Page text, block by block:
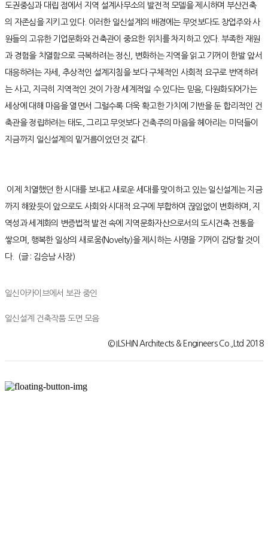
도권중심과 대립 점에서 지역 설계사무소의 발전적 모델을 제시하며 부산건축
의 자존심을 지키고 있다. 이러한 일신설계의 배경에는 무엇보다도 창업주와 사
원들의 고유한 기업문화와 건축관이 중요한 위치를 차지하고 있다. 부족한 재원
과 경험을 치열함으로 극복하려는 정신, 변화하는 지역을 읽고 기꺼이 한발 앞서
대응하려는 자세, 추상적인 설계지침을 보다 구체적인 사회적 요구로 번역하려
는 사고, 지극히 지역적인 것이 가장 세계적일 수 있다는 믿음, 다원화되어가는
세상에 대해 마음을 열면서 그럴수록 더욱 확고한 가치에 기반을 둔 합리적인 건
축관을 정립하려는 태도, 그리고 무엇보다 건축주의 마음을 헤아리는 미덕들이
지금까지 일신설계의 밑거름이었던 것 같다.
이제 치열했던 한 시대를 보내고 새로운 세대를 맞이하고 있는 일신설계는 지금
까지 해왔듯이 앞으로도 사회와 시대적 요구에 부합하여 끊임없이 변화하며, 지
역성과 세계화의 변증법적 발전 속에 지역문화자산으로서의 도시건축 전통을
쌓으며, 행복한 일상의 새로움(Novelty)을 제시하는 사명을 기꺼이 감당할 것이
다. (글 : 김승남 사장)
일신아카이브에서 보관 중인
일신설계 건축작품 도면 모음
© ILSHIN Architects & Engineers Co.,Ltd 2018